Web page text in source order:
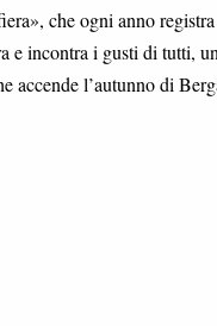
che ogni anno
e incontra i gusti di tutti,
accende l’autunno di